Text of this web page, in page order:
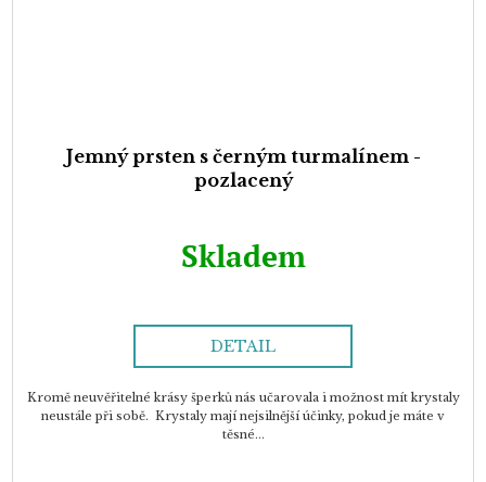
Jemný prsten s černým turmalínem -
pozlacený
Skladem
DETAIL
Kromě neuvěřitelné krásy šperků nás učarovala i možnost mít krystaly
neustále při sobě. Krystaly mají nejsilnější účinky, pokud je máte v
těsné...